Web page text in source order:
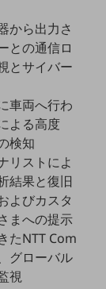
から出力さ
との通信ロ
とサイバー
車両へ行わ
よる高度
検知
リストによ
結果と復旧
よびカスタ
まへの提示
たNTT Com
グローバル
視